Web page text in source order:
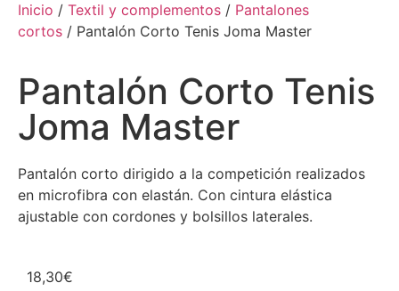
Inicio / Textil y complementos / Pantalones
cortos / Pantalón Corto Tenis Joma Master
Pantalón Corto Tenis
Joma Master
Pantalón corto dirigido a la competición realizados
en microfibra con elastán. Con cintura elástica
ajustable con cordones y bolsillos laterales.
18,30€